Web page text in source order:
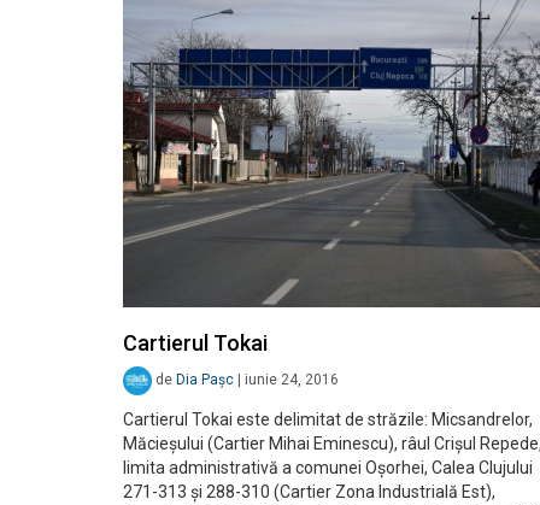
Cartierul Tokai
de Dia Pașc iunie 24, 2016
Cartierul Tokai este delimitat de străzile: Micsandrelor,
Măcieșului (Cartier Mihai Eminescu), râul Crișul
limita administrativă a comunei Oșorhei, Calea Clujului
271-313 și 288-310 (Cartier Zona Industrială Est),